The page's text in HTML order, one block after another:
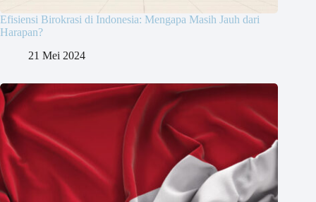
Efisiensi Birokrasi di Indonesia: Mengapa Masih Jauh dari
Harapan?
21 Mei 2024